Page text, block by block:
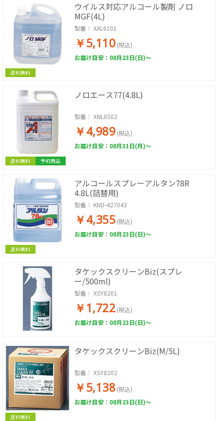
送料無料
ウイルス対応アルコール製剤 ノロ
MGF(4L)
型番： XAL6101
￥5,110 (税込)
お届け目安：08月23日(日)～
送料無料 予約商品
ノロエース77(4.8L)
型番： XNL0502
￥4,989 (税込)
お届け目安：08月31日(月)～
送料無料
アルコールスプレーアルタン78R
4.8L(詰替用)
型番： KND-427043
￥4,355 (税込)
お届け目安：08月23日(日)～
タケックスクリーンBiz(スプレ
ー/500ml)
型番： XSY8201
￥1,722 (税込)
お届け目安：08月23日(日)～
送料無料
タケックスクリーンBiz(M/5L)
型番： XSY8202
￥5,138 (税込)
お届け目安：08月23日(日)～